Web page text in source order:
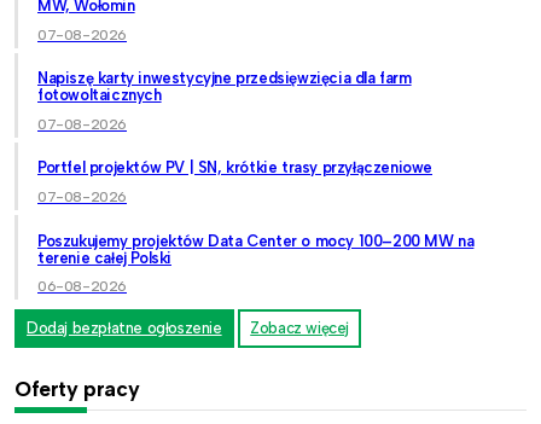
MW, Wołomin
07-08-2026
Napiszę karty inwestycyjne przedsięwzięcia dla farm
fotowoltaicznych
07-08-2026
Portfel projektów PV | SN, krótkie trasy przyłączeniowe
07-08-2026
Poszukujemy projektów Data Center o mocy 100–200 MW na
terenie całej Polski
06-08-2026
Dodaj bezpłatne ogłoszenie Zobacz więcej
Oferty pracy